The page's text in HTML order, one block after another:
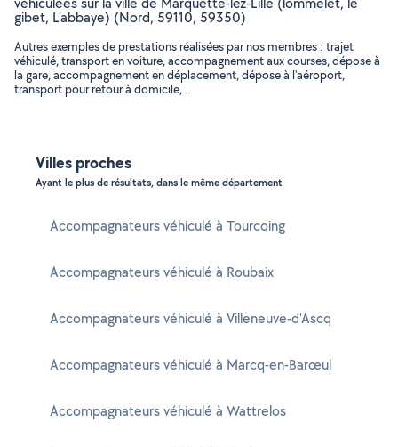
gibet, L'abbaye) (Nord, 59110, 59350)
Autres exemples de prestations réalisées par nos membres : trajet
véhiculé, transport en voiture, accompagnement aux courses, dépose à
la gare, accompagnement en déplacement, dépose à l'aéroport,
transport pour retour à domicile, ..
Villes proches
Ayant le plus de résultats, dans le même département
Accompagnateurs véhiculé à Tourcoing
Accompagnateurs véhiculé à Roubaix
Accompagnateurs véhiculé à Villeneuve-d'Ascq
Accompagnateurs véhiculé à Marcq-en-Barœul
Accompagnateurs véhiculé à Wattrelos